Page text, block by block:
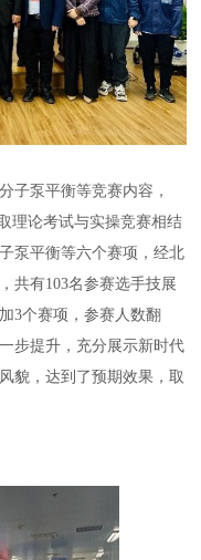
子泵平衡等竞赛内容，
理论考试与实操竞赛相结
泵平衡等六个赛项，经北
共有103名参赛选手技展
3个赛项，参赛人数翻
步提升，充分展示新时代
貌，达到了预期效果，取